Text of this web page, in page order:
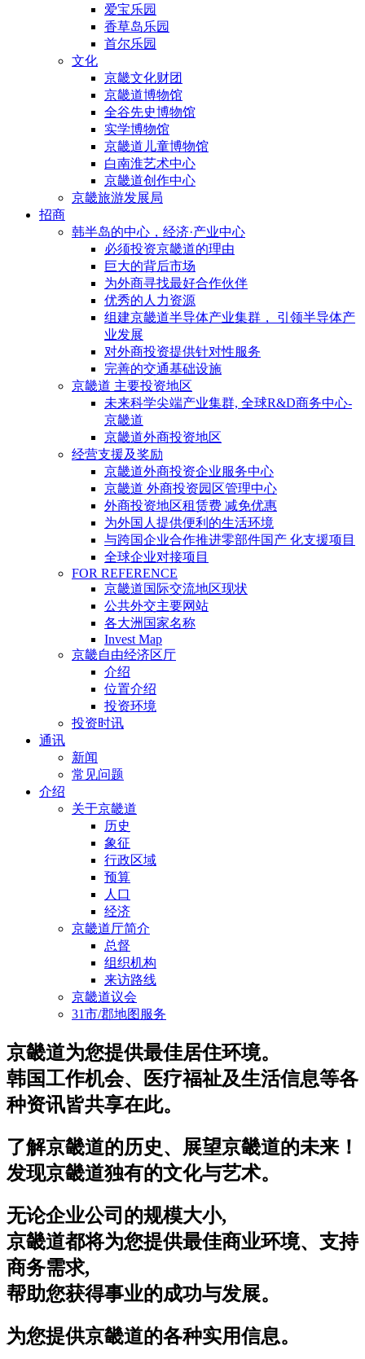
爱宝乐园
香草岛乐园
首尔乐园
文化
京畿文化财团
京畿道博物馆
全谷先史博物馆
实学博物馆
京畿道儿童博物馆
白南淮艺术中心
京畿道创作中心
京畿旅游发展局
招商
韩半岛的中心，经济·产业中心
必须投资京畿道的理由
巨大的背后市场
为外商寻找最好合作伙伴
优秀的人力资源
组建京畿道半导体产业集群， 引领半导体产
业发展
对外商投资提供针对性服务
完善的交通基础设施
京畿道 主要投资地区
未来科学尖端产业集群, 全球R&D商务中心-
京畿道
京畿道外商投资地区
经营支援及奖励
京畿道外商投资企业服务中心
京畿道 外商投资园区管理中心
外商投资地区租赁费 减免优惠
为外国人提供便利的生活环境
与跨国企业合作推进零部件国产 化支援项目
全球企业对接项目
FOR REFERENCE
京畿道国际交流地区现状
公共外交主要网站
各大洲国家名称
Invest Map
京畿自由经济区厅
介绍
位置介绍
投资环境
投资时讯
通讯
新闻
常见问题
介绍
关于京畿道
历史
象征
行政区域
预算
人口
经济
京畿道厅简介
总督
组织机构
来访路线
京畿道议会
31市/郡地图服务
京畿道为您提供最佳居住环境。
韩国工作机会、医疗福祉及生活信息等各
种资讯皆共享在此。
了解京畿道的历史、展望京畿道的未来！
发现京畿道独有的文化与艺术。
无论企业公司的规模大小,
京畿道都将为您提供最佳商业环境、支持
商务需求,
帮助您获得事业的成功与发展。
为您提供京畿道的各种实用信息。